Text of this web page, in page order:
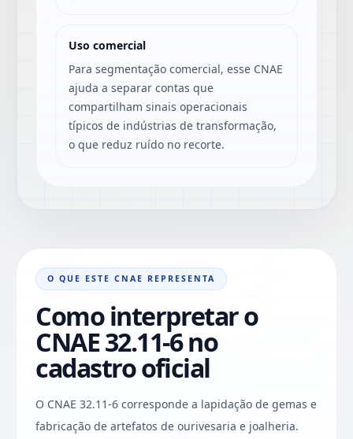
Uso comercial
Para segmentação comercial, esse CNAE
ajuda a separar contas que
compartilham sinais operacionais
típicos de indústrias de transformação,
o que reduz ruído no recorte.
O QUE ESTE CNAE REPRESENTA
Como interpretar o
CNAE 32.11-6 no
cadastro oficial
O CNAE 32.11-6 corresponde a lapidação de gemas e
fabricação de artefatos de ourivesaria e joalheria.